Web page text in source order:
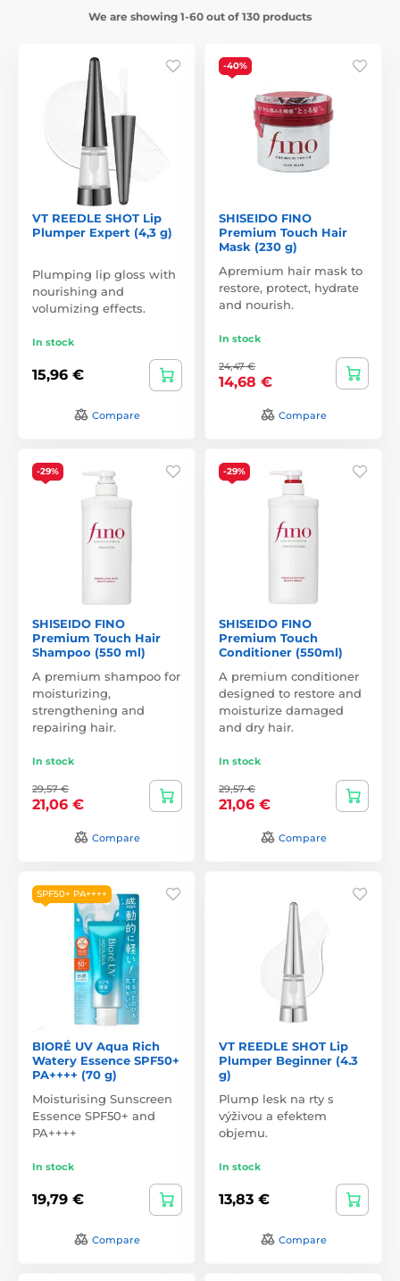
We are showing 1-60 out of 130 products
VT REEDLE SHOT Lip
Plumper Expert (4,3 g)
Plumping lip gloss with
nourishing and
volumizing effects.
In stock
15,96 €
Compare
-40%
SHISEIDO FINO
Premium Touch Hair
Mask (230 g)
Apremium hair mask to
restore, protect, hydrate
and nourish.
In stock
24,47 €
14,68 €
Compare
-29%
SHISEIDO FINO
Premium Touch Hair
Shampoo (550 ml)
A premium shampoo for
moisturizing,
strengthening and
repairing hair.
In stock
29,57 €
21,06 €
Compare
-29%
SHISEIDO FINO
Premium Touch
Conditioner (550ml)
A premium conditioner
designed to restore and
moisturize damaged
and dry hair.
In stock
29,57 €
21,06 €
Compare
SPF50+ PA++++
BIORÉ UV Aqua Rich
Watery Essence SPF50+
PA++++ (70 g)
Moisturising Sunscreen
Essence SPF50+ and
PA++++
In stock
19,79 €
Compare
VT REEDLE SHOT Lip
Plumper Beginner (4.3
g)
Plump lesk na rty s
výživou a efektem
objemu.
In stock
13,83 €
Compare